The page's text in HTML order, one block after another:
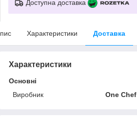
Доступна доставка
Характеристики Доставка
Характеристики
Основні
Виробник
One Chef